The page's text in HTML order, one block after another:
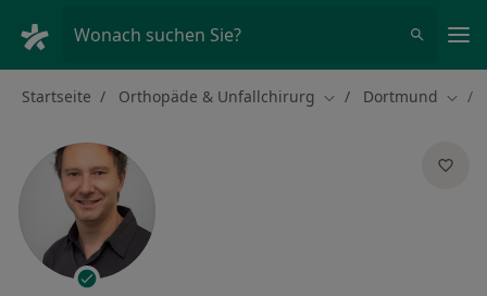
Wonach suchen Sie?
Startseite Orthopäde & Unfallchirurg Stadt ändern
Dortmund